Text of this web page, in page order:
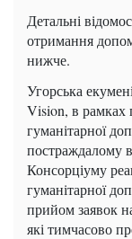
Детальні
отримання
нижче.
Угорська
Vision, в рамках
гуманітарної
постраждалому
Консорціуму
гуманітарної
прийом заявок
які тимчасово